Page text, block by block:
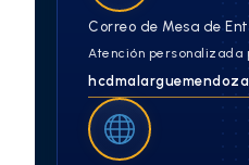
Correo de Mesa de
Atención personalizada